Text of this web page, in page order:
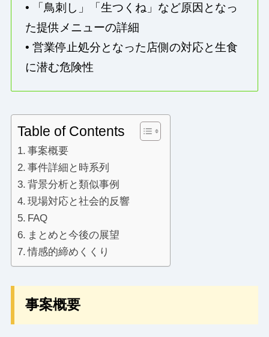
• 「鳥刺し」「生つくね」など原因となっ
た提供メニューの詳細
• 営業停止処分となった店側の対応と生食
に潜む危険性
Table of Contents
事案概要
事件詳細と時系列
背景分析と類似事例
現場対応と社会的反響
FAQ
まとめと今後の展望
情感的締めくくり
事案概要